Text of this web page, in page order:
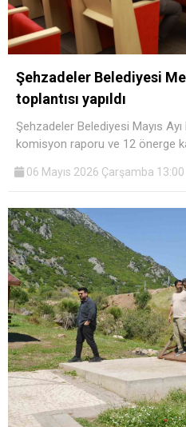
Şehzadeler Belediyesi
toplantısı yapıldı
Şehzadeler Belediyesi Mayıs Ayı
komisyon raporu ve 12 önerge
06 Mayıs 2026 Çarşamba 13:00